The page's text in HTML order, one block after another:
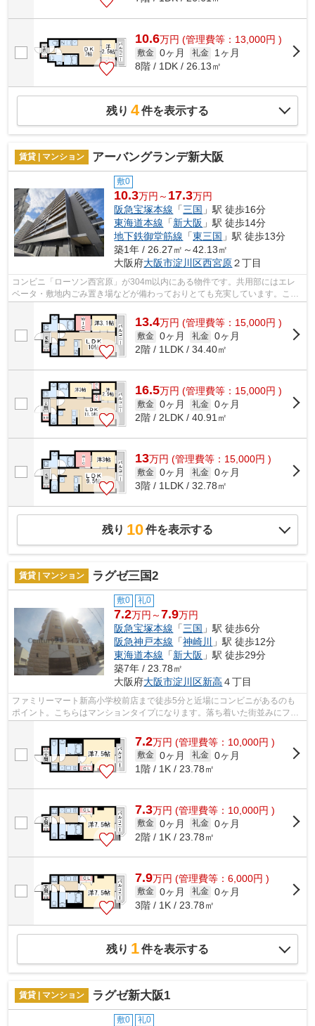
10.6万円 (管理費等：13,000円 )
敷金 0ヶ月 礼金
1ヶ月
8階 / 1DK / 26.13㎡
残り 4件を表示する
賃貸 | マンション アーバングランデ新大阪
敷0
10.3万円～ 17.3万円
阪急宝塚本線 「三国 」駅 徒歩16分
東海道本線 「新大阪 」駅 徒歩14分
地下鉄御堂筋線 「東三国 」駅 徒歩13分
築1年 / 26.27㎡～42.13㎡
大阪府大阪市淀川区西宮原２丁目
コンビニ「ローソン西宮原」が304m以内にある物件です。共用部にはエレ
ベータ・敷地内ごみ置き場などが備わっておりとても充実しています。こち
らの物件はマンションです。2駅利用可能...
13.4万円 (管理費等：15,000円 )
敷金 0ヶ月 礼金 0ヶ月
2階 / 1LDK / 34.40㎡
16.5万円 (管理費等：15,000円 )
敷金 0ヶ月 礼金 0ヶ月
2階 / 2LDK / 40.91㎡
13万円 (管理費等：15,000円 )
敷金 0ヶ月 礼金 0ヶ月
3階 / 1LDK / 32.78㎡
残り 10件を表示する
賃貸 | マンション ラグゼ三国2
敷0 礼0
7.2万円～7.9万円
阪急宝塚本線 「三国 」駅 徒歩6分
阪急神戸本線 「神崎川
」駅 徒歩12分
東海道本線 「新大阪 」駅 徒歩29分
築7年 / 23.78㎡
大阪府大阪市淀川区新高 ４丁目
ファミリーマート新高小学校前店まで徒歩5分と近場にコンビニがあるのも
ポイント。こちらはマンションタイプになります。落ち着いた街並みにフィ
7.2万円 (管理費等：10,000円 )
敷金 0ヶ月 礼金 0ヶ月
1階 / 1K / 23.78㎡
7.3万円 (管理費等：10,000円 )
敷金 0ヶ月 礼金 0ヶ月
2階 / 1K / 23.78㎡
7.9万円 (管理費等：6,000円 )
敷金 0ヶ月 礼金 0ヶ月
3階 / 1K / 23.78㎡
残り 1件を表示する
賃貸 | マンション ラグゼ新大阪1
敷0 礼0